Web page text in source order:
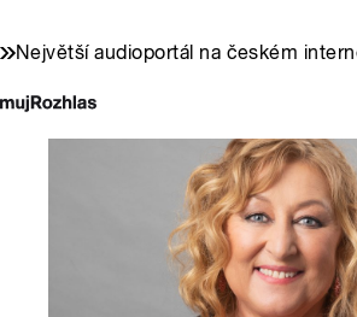
Největší audioportál na českém